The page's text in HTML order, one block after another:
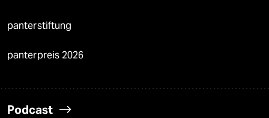
panterstiftung
panterpreis 2026
Podcast